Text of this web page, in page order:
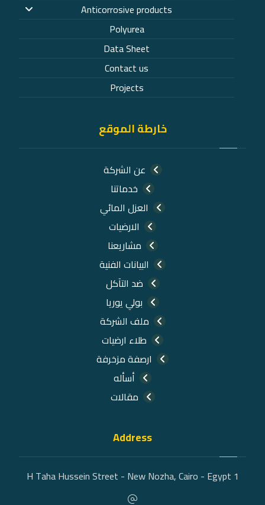
Anticorrosive products
Polyurea
Data Sheet
Contact us
Projects
خارطة الموقع
عن الشركة
خدماتنا
العزل المائي
الارضيات
مشاريعنا
البيانات الفنية
ضد التآكل
بولي يوريا
ملف الشركة
طلاء ارضيات
ارصفة مزخرفة
أسأله
مقالات
Address
1 H Taha Hussein Street - New Nozha, Cairo - Egypt